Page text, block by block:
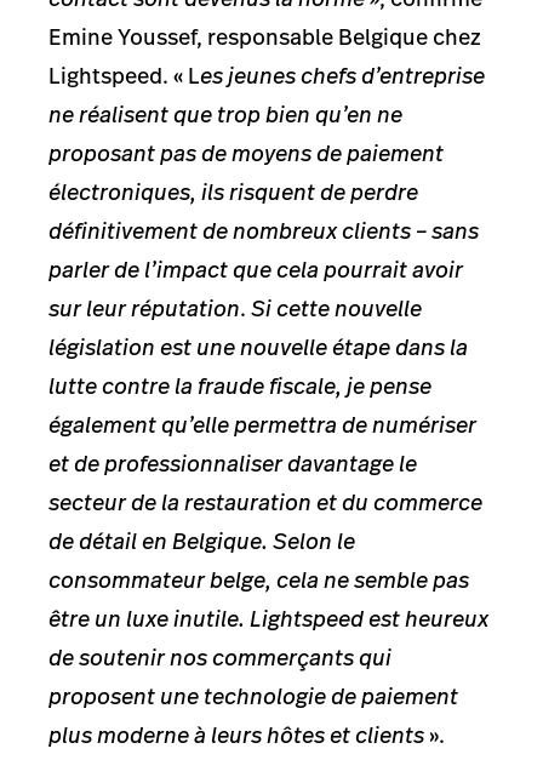
Emine Youssef, responsable Belgique chez
Lightspeed. « Les jeunes chefs d’entreprise
ne réalisent que trop bien qu’en ne
proposant pas de moyens de paiement
électroniques, ils risquent de perdre
définitivement de nombreux clients – sans
parler de l’impact que cela pourrait avoir
sur leur réputation. Si cette nouvelle
législation est une nouvelle étape dans la
lutte contre la fraude fiscale, je pense
également qu’elle permettra de numériser
et de professionnaliser davantage le
secteur de la restauration et du commerce
de détail en Belgique. Selon le
consommateur belge, cela ne semble pas
être un luxe inutile. Lightspeed est heureux
de soutenir nos commerçants qui
proposent une technologie de paiement
plus moderne à leurs hôtes et clients ».